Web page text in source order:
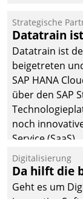
Jahresbeginn
Überblick,
Eingriff
Zur
man auf
bewährte und
Partner sowie
agile
Strategische
Datatrain
Datatrain ist
beigetreten
SAP HANA
über den SAP
noch
Service (SaaS).
Digitalisierung
Da hilft die
Geht es um